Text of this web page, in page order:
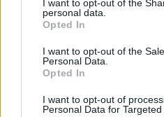
I want to opt-out of the
personal data.
Opted In
I want to opt-out of the
Personal Data.
Opted In
I want to opt-out of
Personal Data for Targeted
Esim for Global
Esim for USA|Esim for